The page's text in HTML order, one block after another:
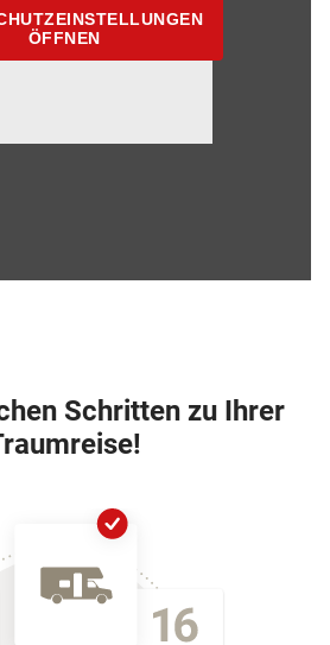
ÖFFNEN
Schritten zu Ihrer